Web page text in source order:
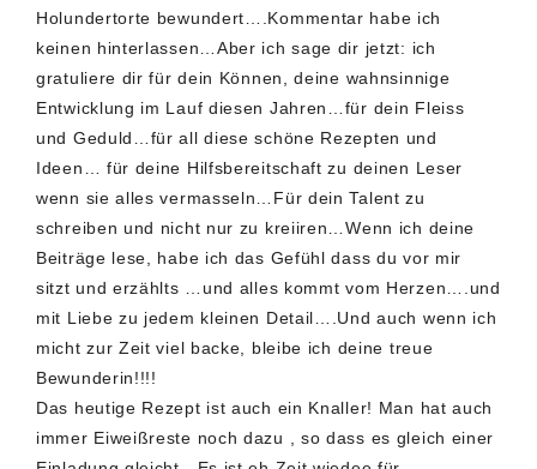
Holundertorte bewundert….Kommentar habe ich
keinen hinterlassen…Aber ich sage dir jetzt: ich
gratuliere dir für dein Können, deine wahnsinnige
Entwicklung im Lauf diesen Jahren…für dein Fleiss
und Geduld…für all diese schöne Rezepten und
Ideen… für deine Hilfsbereitschaft zu deinen Leser
wenn sie alles vermasseln…Für dein Talent zu
schreiben und nicht nur zu kreiiren…Wenn ich deine
Beiträge lese, habe ich das Gefühl dass du vor mir
sitzt und erzählts …und alles kommt vom Herzen….und
mit Liebe zu jedem kleinen Detail….Und auch wenn ich
micht zur Zeit viel backe, bleibe ich deine treue
Bewunderin!!!!
Das heutige Rezept ist auch ein Knaller! Man hat auch
immer Eiweißreste noch dazu , so dass es gleich einer